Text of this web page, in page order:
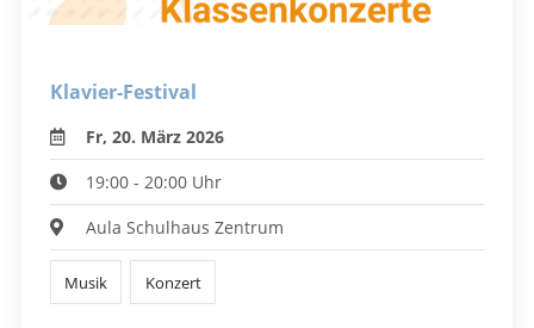
Klavier-Festival
Fr, 20. März 2026
19:00 - 20:00 Uhr
Aula Schulhaus Zentrum
Musik Konzert